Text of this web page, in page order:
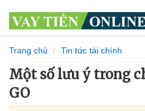
Trang chủ Tin tức tài chính
Một số lưu ý trong
GO